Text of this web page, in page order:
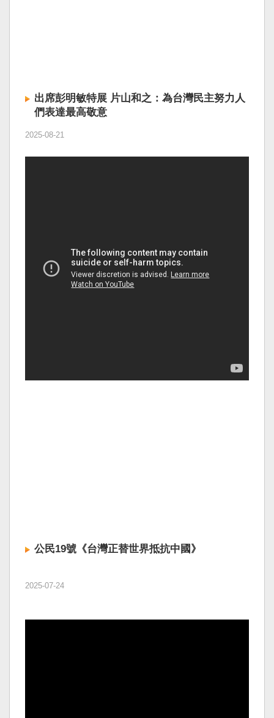
出席彭明敏特展 片山和之：為台灣民主努力人
們表達最高敬意
2025-08-21
公民19號《台灣正替世界抵抗中國》
2025-07-24